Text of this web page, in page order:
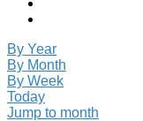
By Year
By Month
By Week
Today
Jump to month